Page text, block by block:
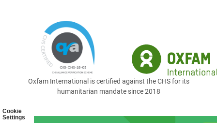
Cookie
Settings
Oxfam International is certified against the CHS for its
humanitarian mandate since 2018